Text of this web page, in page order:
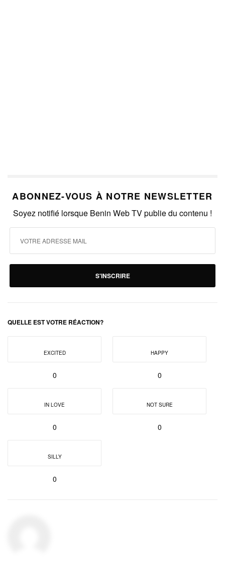
ABONNEZ-VOUS À NOTRE NEWSLETTER
Soyez notifié lorsque Benin Web TV publie du contenu !
S'INSCRIRE
QUELLE EST VOTRE RÉACTION?
EXCITED
0
HAPPY
0
IN LOVE
0
NOT SURE
0
SILLY
0